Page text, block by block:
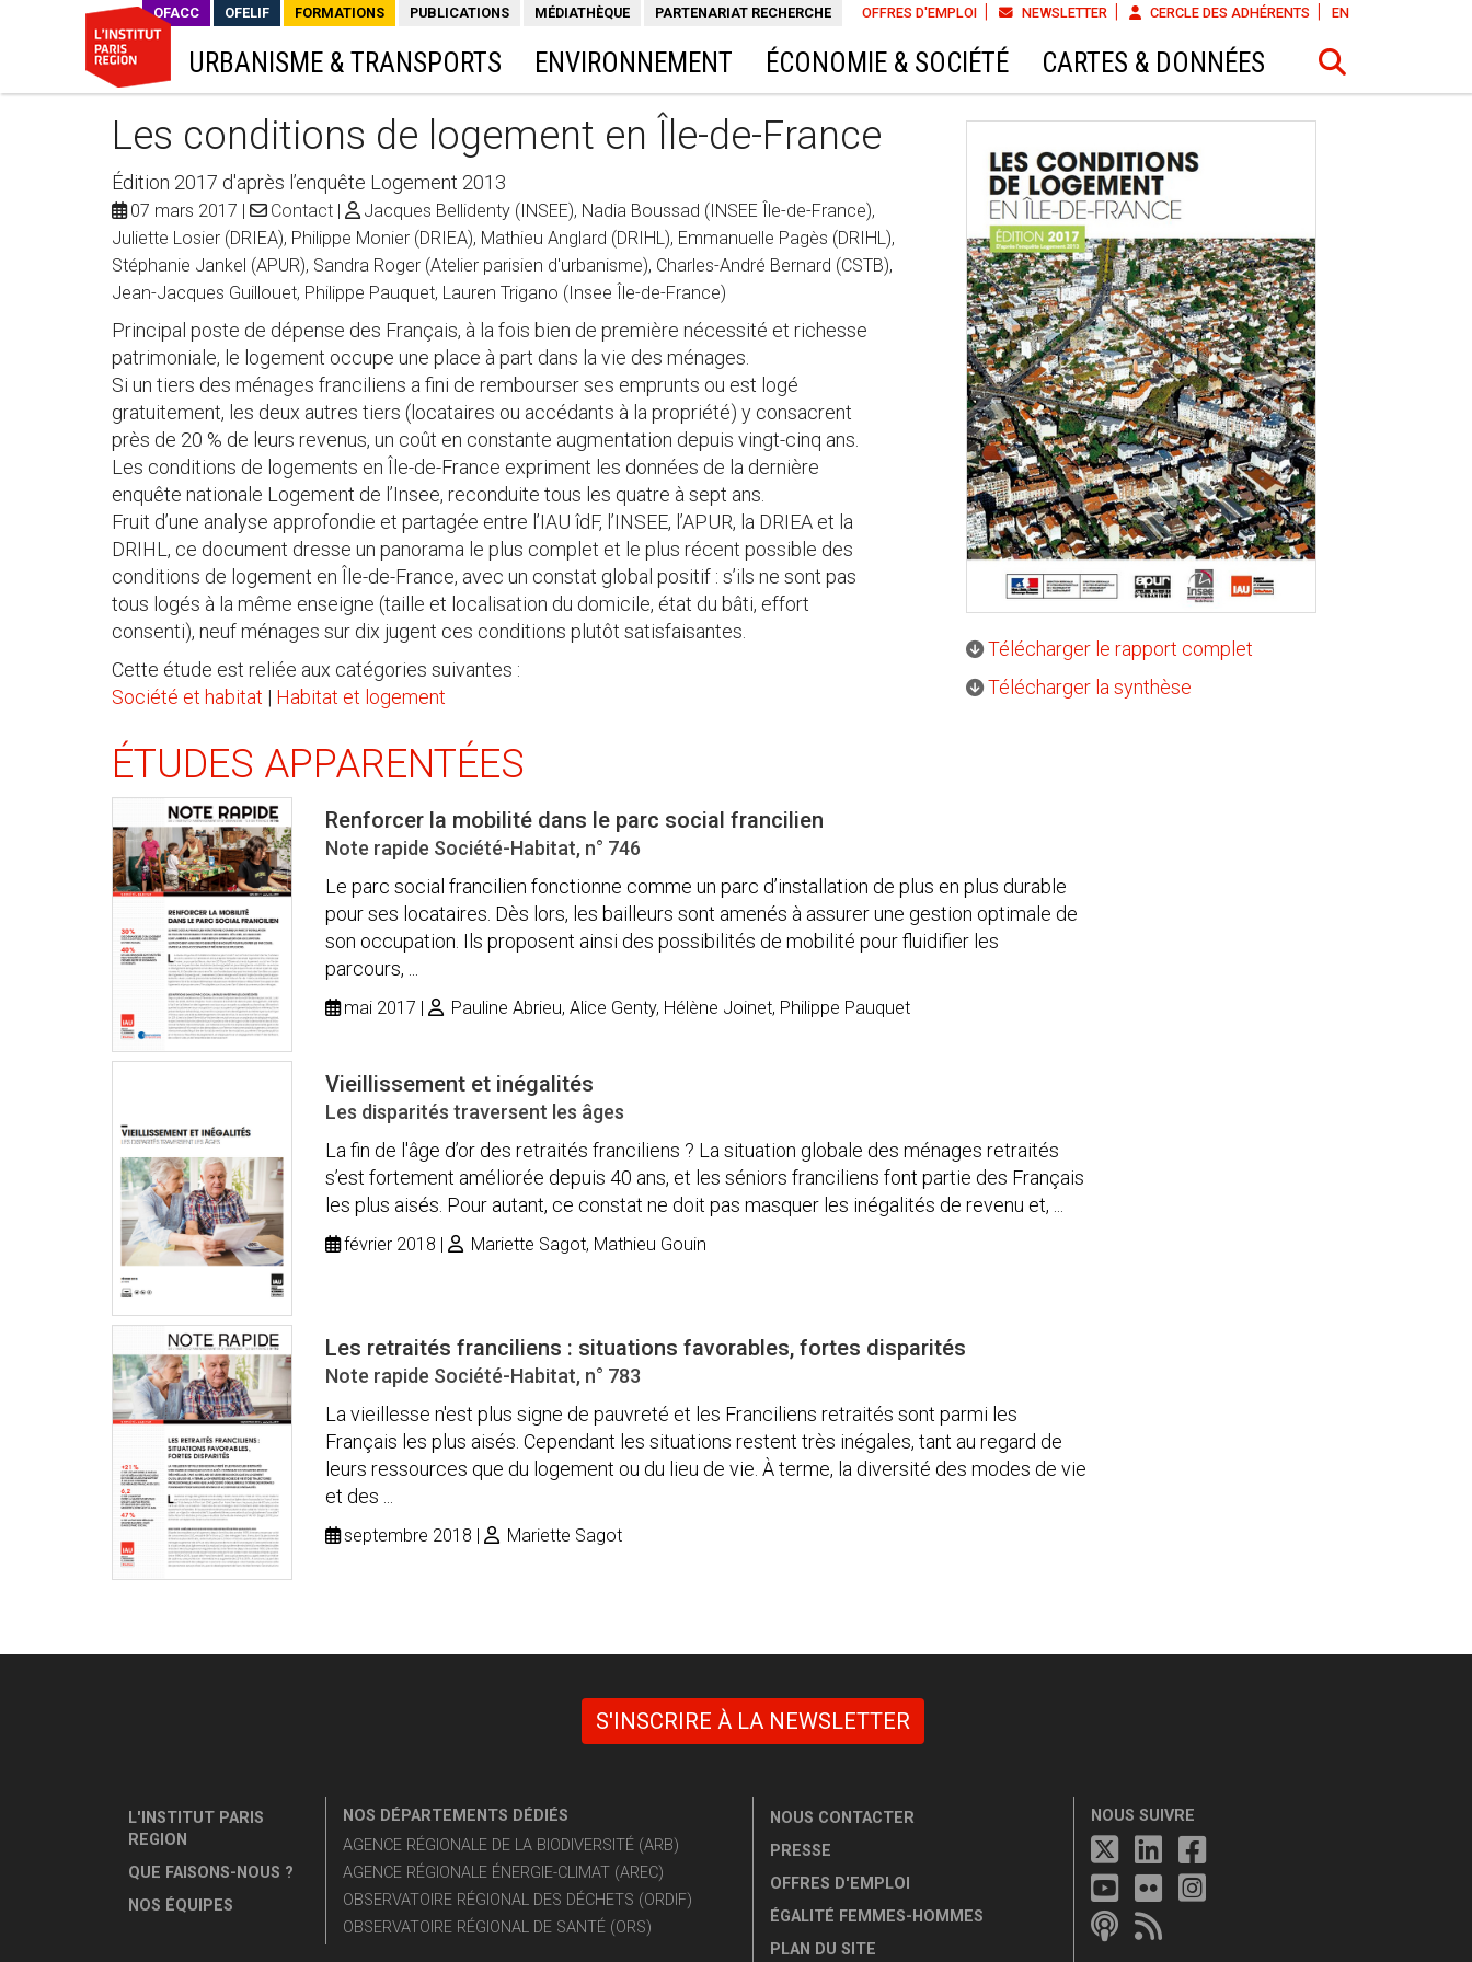
OFFRES D'EMPLOI NEWSLETTER CERCLE DES ADHÉRENTS EN
OFACC OFELIF FORMATIONS PUBLICATIONS MÉDIATHÈQUE PARTENARIAT RECHERCHE
URBANISME & TRANSPORTS ENVIRONNEMENT ÉCONOMIE & SOCIÉTÉ CARTES & DONNÉES
Les conditions de logement en Île-de-France
Édition 2017 d'après l’enquête Logement 2013
07 mars 2017 Contact
Jacques Bellidenty (INSEE), Nadia Boussad (INSEE Île-de-France),
Juliette Losier (DRIEA), Philippe Monier (DRIEA), Mathieu Anglard (DRIHL), Emmanuelle Pagès (DRIHL),
Stéphanie Jankel (APUR), Sandra Roger (Atelier parisien d'urbanisme), Charles-André Bernard (CSTB),
Jean-Jacques Guillouet, Philippe Pauquet, Lauren Trigano (Insee Île-de-France)
Principal poste de dépense des Français, à la fois bien de première nécessité et richesse
patrimoniale, le logement occupe une place à part dans la vie des ménages.
Si un tiers des ménages franciliens a fini de rembourser ses emprunts ou est logé
gratuitement, les deux autres tiers (locataires ou accédants à la propriété) y consacrent
près de 20 % de leurs revenus, un coût en constante augmentation depuis vingt-cinq ans.
Les conditions de logements en Île-de-France expriment les données de la dernière
enquête nationale Logement de l’Insee, reconduite tous les quatre à sept ans.
Fruit d’une analyse approfondie et partagée entre l’IAU îdF, l’INSEE, l’APUR, la DRIEA et la
DRIHL, ce document dresse un panorama le plus complet et le plus récent possible des
conditions de logement en Île-de-France, avec un constat global positif : s’ils ne sont pas
tous logés à la même enseigne (taille et localisation du domicile, état du bâti, effort
consenti), neuf ménages sur dix jugent ces conditions plutôt satisfaisantes.
Cette étude est reliée aux catégories suivantes :
Société et habitat | Habitat et logement
Télécharger le rapport complet
Télécharger la synthèse
ÉTUDES APPARENTÉES
Renforcer la mobilité dans le parc social francilien
Note rapide Société-Habitat, n° 746
Le parc social francilien fonctionne comme un parc d’installation de plus en plus durable
pour ses locataires. Dès lors, les bailleurs sont amenés à assurer une gestion optimale de
son occupation. Ils proposent ainsi des possibilités de mobilité pour fluidifier les
parcours, ...
mai 2017 Pauline Abrieu, Alice Genty, Hélène Joinet, Philippe Pauquet
Vieillissement et inégalités
Les disparités traversent les âges
La fin de l'âge d’or des retraités franciliens ? La situation globale des ménages retraités
s’est fortement améliorée depuis 40 ans, et les séniors franciliens font partie des Français
les plus aisés. Pour autant, ce constat ne doit pas masquer les inégalités de revenu et, ...
février 2018 Mariette Sagot, Mathieu Gouin
Les retraités franciliens : situations favorables, fortes disparités
Note rapide Société-Habitat, n° 783
La vieillesse n'est plus signe de pauvreté et les Franciliens retraités sont parmi les
Français les plus aisés. Cependant les situations restent très inégales, tant au regard de
leurs ressources que du logement ou du lieu de vie. À terme, la diversité des modes de vie
et des ...
septembre 2018 Mariette Sagot
S'INSCRIRE À LA NEWSLETTER
L'INSTITUT PARIS
REGION
QUE FAISONS-NOUS ?
NOS ÉQUIPES
NOS DÉPARTEMENTS DÉDIÉS
AGENCE RÉGIONALE DE LA BIODIVERSITÉ (ARB)
AGENCE RÉGIONALE ÉNERGIE-CLIMAT (AREC)
OBSERVATOIRE RÉGIONAL DES DÉCHETS (ORDIF)
OBSERVATOIRE RÉGIONAL DE SANTÉ (ORS)
NOUS CONTACTER
PRESSE
OFFRES D'EMPLOI
ÉGALITÉ FEMMES-HOMMES
PLAN DU SITE
NOUS SUIVRE